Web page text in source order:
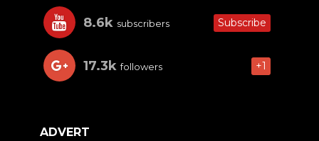
8.6k subscribers Subscribe
17.3k followers +1
ADVERT